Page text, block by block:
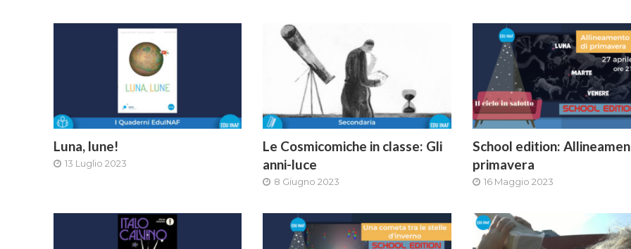
Luna, lune!
13 Luglio 2023
Le Cosmicomiche in classe: Gli
anni-luce
8 Giugno 2023
School edition:
primavera
16 Maggio 2023